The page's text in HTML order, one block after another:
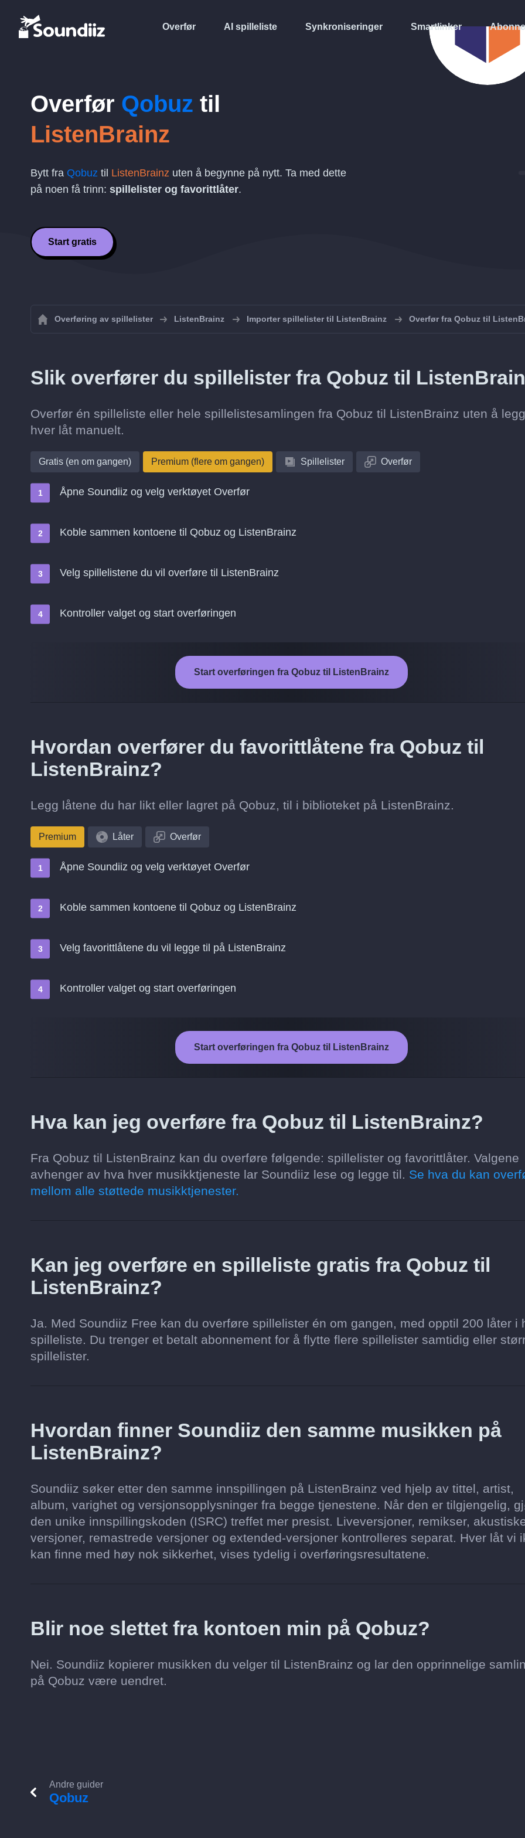
Overfør AI spilleliste Synkroniseringer Smartlinker
Overfør Qobuz til
ListenBrainz
Bytt fra Qobuz til ListenBrainz uten å begynne på nytt. Ta med dette
på noen få trinn: spillelister og favorittlåter.
Start gratis
Overføring av spillelister ListenBrainz Importer spillelister til ListenBrainz Overfør fra Qobuz til
Slik overfører du spillelister fra Qobuz til
Overfør én spilleliste eller hele spillelistesamlingen fra Qobuz til ListenBrainz uten å
hver låt manuelt.
Gratis (en om gangen) Premium (flere om gangen) Spillelister Overfør
Åpne Soundiiz og velg verktøyet Overfør
Koble sammen kontoene til Qobuz og ListenBrainz
Velg spillelistene du vil overføre til ListenBrainz
Kontroller valget og start overføringen
Start overføringen fra Qobuz til ListenBrainz
Hvordan overfører du favorittlåtene fra Qobuz til
ListenBrainz?
Legg låtene du har likt eller lagret på Qobuz, til i biblioteket på ListenBrainz.
Premium Låter Overfør
Åpne Soundiiz og velg verktøyet Overfør
Koble sammen kontoene til Qobuz og ListenBrainz
Velg favorittlåtene du vil legge til på ListenBrainz
Kontroller valget og start overføringen
Start overføringen fra Qobuz til ListenBrainz
Hva kan jeg overføre fra Qobuz til ListenBrainz?
Fra Qobuz til ListenBrainz kan du overføre følgende: spillelister og favorittlåter. Valgene
avhenger av hva hver musikktjeneste lar Soundiiz lese og legge til. Se hva du kan
mellom alle støttede musikktjenester.
Kan jeg overføre en spilleliste gratis fra Qobuz til
ListenBrainz?
Ja. Med Soundiiz Free kan du overføre spillelister én om gangen, med opptil 200 låter i
spilleliste. Du trenger et betalt abonnement for å flytte flere spillelister samtidig eller
spillelister.
Hvordan finner Soundiiz den samme musikken på
ListenBrainz?
Soundiiz søker etter den samme innspillingen på ListenBrainz ved hjelp av tittel, artist,
album, varighet og versjonsopplysninger fra begge tjenestene. Når den er tilgjengelig,
den unike innspillingskoden (ISRC) treffet mer presist. Liveversjoner, remikser,
versjoner, remastrede versjoner og extended-versjoner kontrolleres separat. Hver låt vi
kan finne med høy nok sikkerhet, vises tydelig i overføringsresultatene.
Blir noe slettet fra kontoen min på Qobuz?
Nei. Soundiiz kopierer musikken du velger til ListenBrainz og lar den opprinnelige
på Qobuz være uendret.
Andre guider
Qobuz